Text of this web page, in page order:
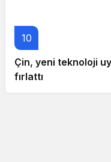
10
Çin, yeni teknoloji
fırlattı